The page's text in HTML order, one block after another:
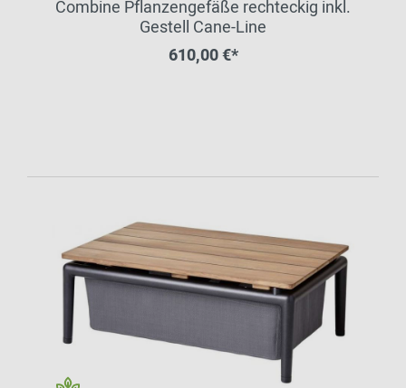
Combine Pflanzengefäße rechteckig inkl.
Gestell Cane-Line
610,00 €*